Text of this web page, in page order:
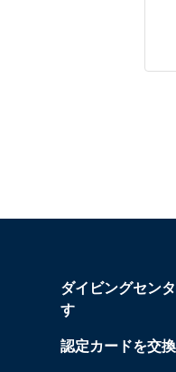
ダイビングセン
す
認定カードを交